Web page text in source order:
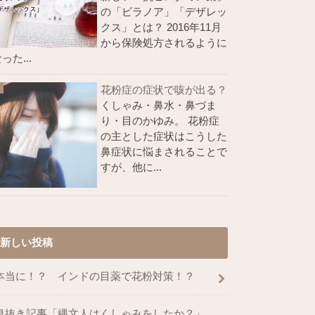
の「ビラノア」「デザレッ
クス」とは？ 2016年11月
から保険処方されるように
った...
花粉症の症状で咳が出る？
くしゃみ・鼻水・鼻づま
り・目のかゆみ。 花粉症
の主とした症状はこうした
鼻症状に悩まされることで
すが、他に...
新しい投稿
当に！？ インドの目薬で花粉対策！？